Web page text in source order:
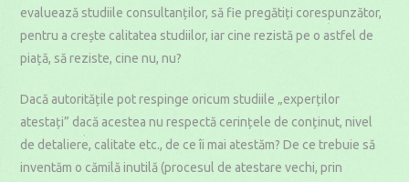
evaluează studiile consultanților, să fie pregătiți corespunzător,
pentru a crește calitatea studiilor, iar cine rezistă pe o astfel de
piață, să reziste, cine nu, nu?
Dacă autoritățile pot respinge oricum studiile „experților
atestați” dacă acestea nu respectă cerințele de conținut, nivel
de detaliere, calitate etc., de ce îi mai atestăm? De ce trebuie să
inventăm o cămilă inutilă (procesul de atestare vechi, prin